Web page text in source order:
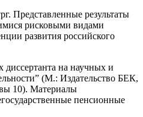
Представленные результаты
рисковыми видами
развития российского
диссертанта на научных и
(М.: Издательство БЕК,
10). Материалы
пенсионные